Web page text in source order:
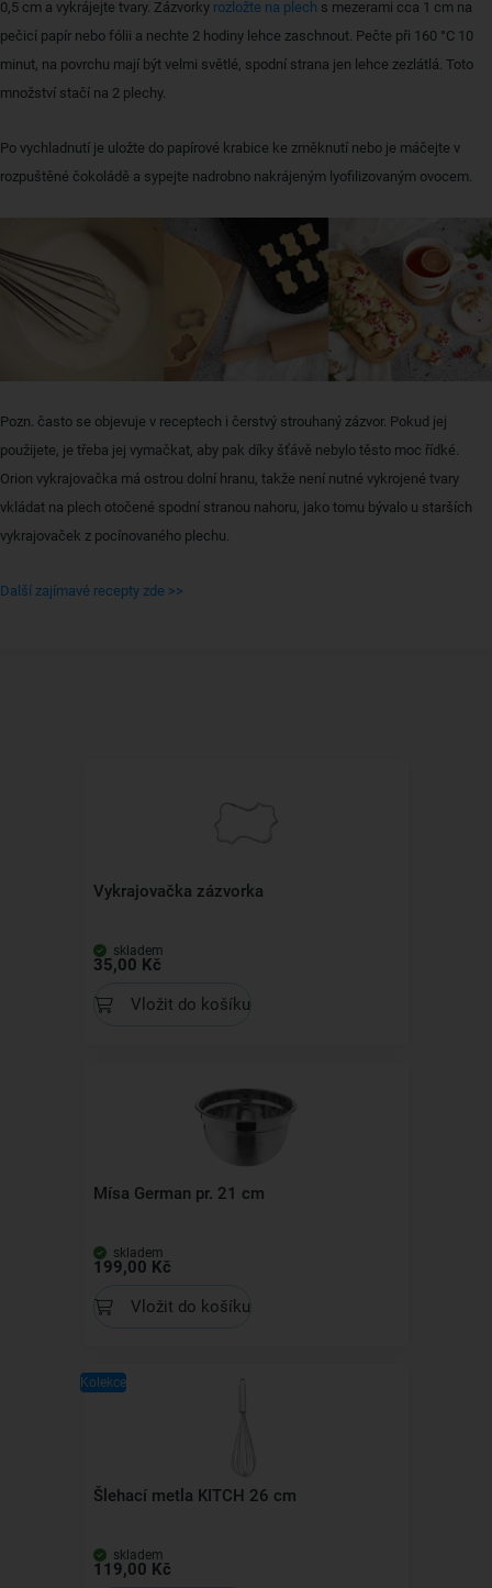
0,5 cm a vykrájejte tvary. Zázvorky rozložte na plech s mezerami cca 1 cm na
pečicí papír nebo fólii a nechte 2 hodiny lehce zaschnout. Pečte při 160 °C 10
minut, na povrchu mají být velmi světlé, spodní strana jen lehce zezlátlá. Toto
množství stačí na 2 plechy.
Po vychladnutí je uložte do papírové krabice ke změknutí nebo je máčejte v
rozpuštěné čokoládě a sypejte nadrobno nakrájeným lyofilizovaným ovocem.
Pozn. často se objevuje v receptech i čerstvý strouhaný zázvor. Pokud jej
použijete, je třeba jej vymačkat, aby pak díky šťávě nebylo těsto moc řídké.
Orion vykrajovačka má ostrou dolní hranu, takže není nutné vykrojené tvary
vkládat na plech otočené spodní stranou nahoru, jako tomu bývalo u starších
vykrajovaček z pocínovaného plechu.
Další zajímavé recepty zde >>
Vykrajovačka zázvorka
skladem
35,00 Kč
Vložit do košíku
Mísa German pr. 21 cm
skladem
199,00 Kč
Vložit do košíku
Kolekce
Šlehací metla KITCH 26 cm
skladem
119,00 Kč